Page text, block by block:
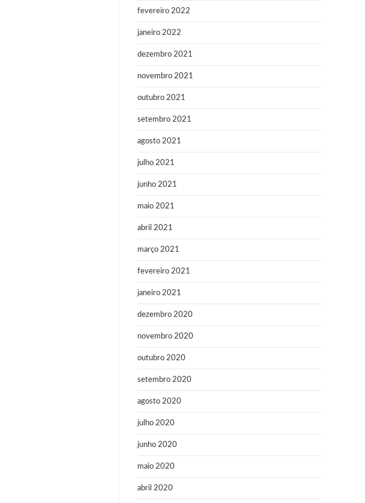
fevereiro 2022
janeiro 2022
dezembro 2021
novembro 2021
outubro 2021
setembro 2021
agosto 2021
julho 2021
junho 2021
maio 2021
abril 2021
março 2021
fevereiro 2021
janeiro 2021
dezembro 2020
novembro 2020
outubro 2020
setembro 2020
agosto 2020
julho 2020
junho 2020
maio 2020
abril 2020